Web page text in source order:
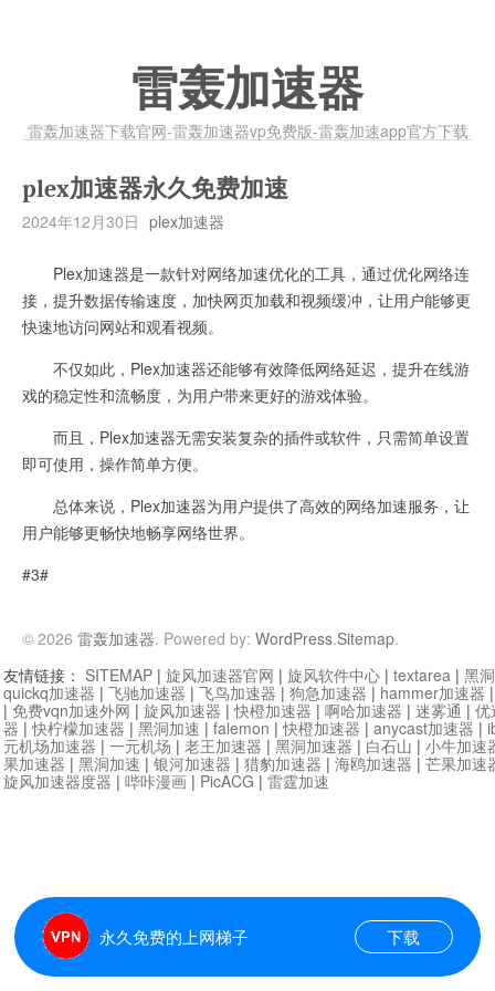
雷轰加速器
雷轰加速器下载官网-雷轰加速器vp免费版-雷轰加速app官方下载
plex加速器永久免费加速
2024年12月30日 plex加速器
Plex加速器是一款针对网络加速优化的工具，通过优化网络连
接，提升数据传输速度，加快网页加载和视频缓冲，让用户能够更
快速地访问网站和观看视频。
不仅如此，Plex加速器还能够有效降低网络延迟，提升在线游
戏的稳定性和流畅度，为用户带来更好的游戏体验。
而且，Plex加速器无需安装复杂的插件或软件，只需简单设置
即可使用，操作简单方便。
总体来说，Plex加速器为用户提供了高效的网络加速服务，让
用户能够更畅快地畅享网络世界。
#3#
© 2026 雷轰加速器. Powered by: WordPress.Sitemap.
永久免费的上网梯子 下载
友情链接： SITEMAP | 旋风加速器官网 | 旋风软件中心 | textarea | 黑
quickq加速器 | 飞驰加速器 | 飞鸟加速器 | 狗急加速器 | hammer加速器
| 免费vqn加速外网 | 旋风加速器 |快橙加速器 | 啊哈加速器 | 迷雾通 | 优
器 |快柠檬加速器 | 黑洞加速 | falemon |快橙加速器 | anycast加速器 |
元机场加速器 | 一元机场 | 老王加速器 | 黑洞加速器 | 白石山 | 小牛加速
果加速器 | 黑洞加速 | 银河加速器 | 猎豹加速器 | 海鸥加速器 | 芒果加速
旋风加速器度器 | 哔咔漫画 | PicACG | 雷霆加速